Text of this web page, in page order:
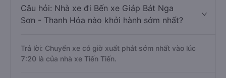
Câu hỏi: Nhà xe đi Bến xe Giáp Bát Nga
Sơn - Thanh Hóa nào khởi hành sớm nhất?
Trả lời: Chuyến xe có giờ xuất phát sớm nhất vào lúc
7:20 là của nhà xe Tiến Tiến.